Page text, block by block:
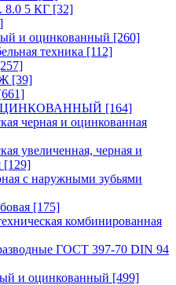
5 КГ [32]
и оцинкованный [260]
техника [112]
[39]
[164]
черная и оцинкованная
увеличенная, черная и
[129]
с наружными зубьями
[175]
комбинированная
ГОСТ 397-70 DIN 94
и оцинкованный [499]